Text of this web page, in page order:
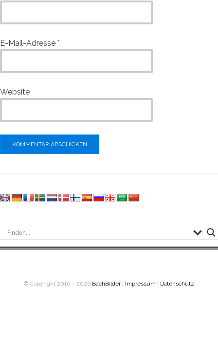
E-Mail-Adresse *
Website
© Copyright 2016 – 2026 BachBilder| Impressum Datenschutz